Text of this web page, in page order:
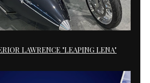
LAWRENCE "LEAPING LENA"